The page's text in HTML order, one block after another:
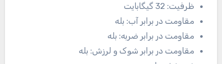
ظرفیت: 32 گیگابایت
مقاومت در برابر آب: بله
مقاومت در برابر ضربه: بله
مقاومت در برابر شوک و لرزش: بله